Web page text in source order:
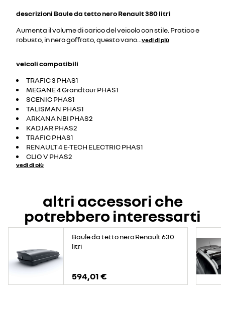
descrizioni Baule da tetto nero Renault 380 litri
Aumenta il volume di carico del veicolo con stile. Pratico e
robusto, in nero goffrato, questo vano vedi di più
veicoli compatibili
TRAFIC 3 PHAS1
MEGANE 4 Grandtour PHAS1
SCENIC PHAS1
TALISMAN PHAS1
ARKANA NBI PHAS2
KADJAR PHAS2
TRAFIC PHAS1
RENAULT 4 E-TECH ELECTRIC PHAS1
CLIO V PHAS2
vedi di più
altri accessori che
potrebbero interessarti
Baule da tetto nero Renault 630
litri
594,01 €